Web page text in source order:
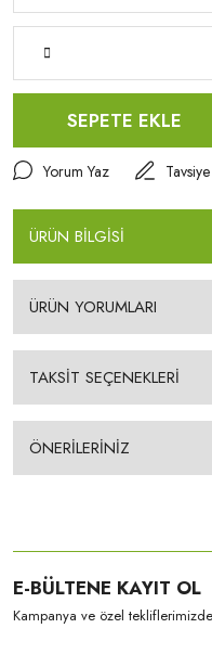
SEPETE EKLE
Yorum Yaz
ÜRÜN BİLGİSİ
ÜRÜN YORUMLARI
TAKSİT SEÇENEKLERİ
ÖNERİLERİNİZ
E-BÜLTENE KAYIT OL
Kampanya ve özel